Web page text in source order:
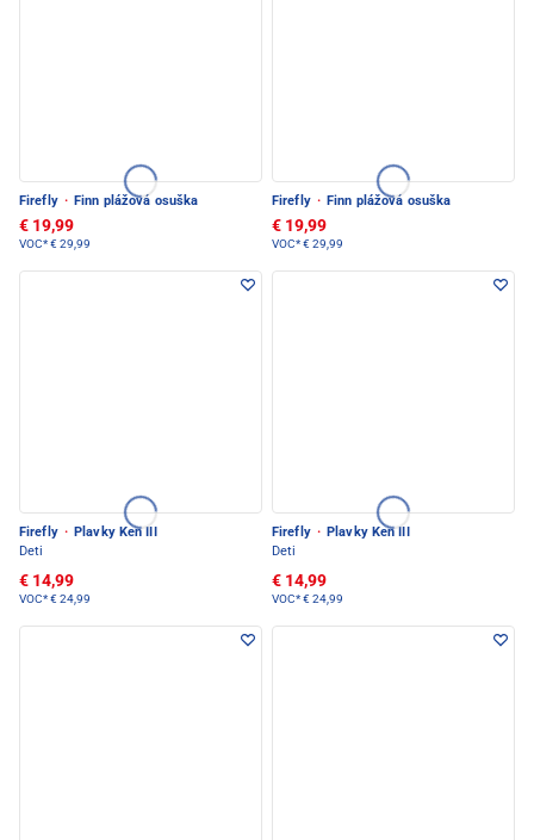
Firefly · Finn plážová osuška
€ 19,99
VOC*€ 29,99
Firefly · Finn plážová osuška
€ 19,99
VOC*€ 29,99
Firefly · Plavky Ken III
Deti
€ 14,99
VOC*€ 24,99
Firefly · Plavky Ken III
Deti
€ 14,99
VOC*€ 24,99